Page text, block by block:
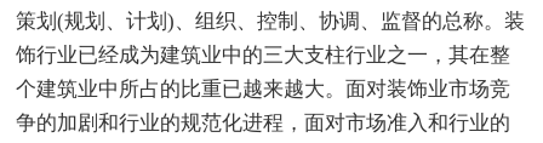
策划(规划、计划)、组织、控制、协调、监督的总称。装
饰行业已经成为建筑业中的三大支柱行业之一，其在整
个建筑业中所占的比重已越来越大。面对装饰业市场竞
争的加剧和行业的规范化进程，面对市场准入和行业的